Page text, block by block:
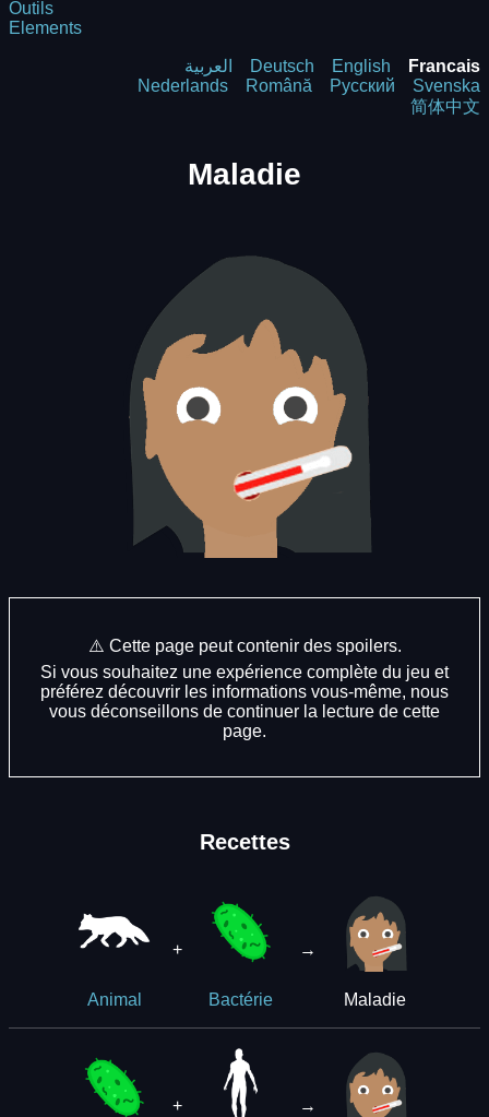
Outils
Elements
العربية Deutsch English
Francais
Nederlands
Română Русский
Svenska
简体中文
Maladie
⚠️ Cette page peut contenir des spoilers.
Si vous souhaitez une expérience complète du jeu et
préférez découvrir les informations vous-même, nous
vous déconseillons de continuer la lecture de cette
page.
Recettes
Animal
+
Bactérie
→
Maladie
+ →